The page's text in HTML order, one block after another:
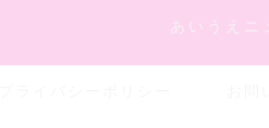
あいうえニ